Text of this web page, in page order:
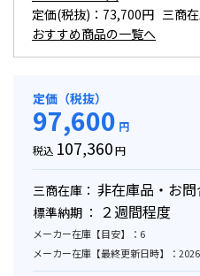
定価(税抜)：73,700円 三商在
おすすめ商品の一覧へ
定価（税抜）
97,600 円
税込 107,360円
三商在庫： 非在庫品・お問
標準納期 ： ２週間程度
メーカー在庫【目安】：6
メーカー在庫【最終更新日時】：